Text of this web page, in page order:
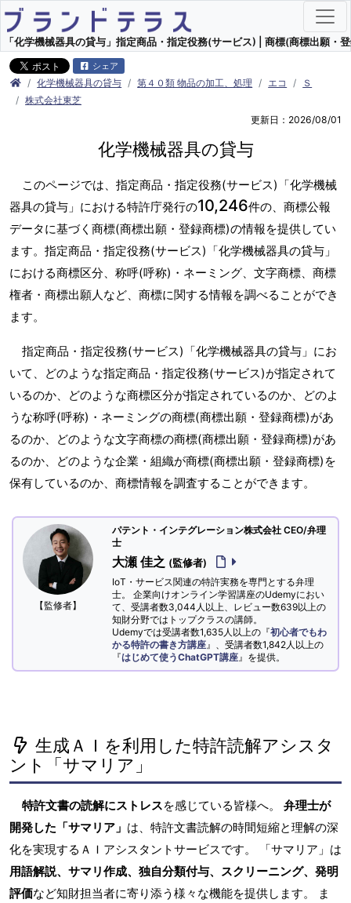
「化学機械器具の貸与」指定商品・指定役務(サービス) | 商標(商標出願・
シェア
化学機械器具の貸与 第４０類 物品の加工、処理 エコ
Ｓ
株式会社東芝
更新日：2026/08/01
化学機械器具の貸与
このページでは、指定商品・指定役務(サービス)「化学機械
器具の貸与」における特許庁発行の10,246件の、商標公報
データに基づく商標(商標出願・登録商標)の情報を提供してい
ます。指定商品・指定役務(サービス)「化学機械器具の貸与」
における商標区分、称呼(呼称)・ネーミング、文字商標、商標
権者・商標出願人など、商標に関する情報を調べることができ
ます。
指定商品・指定役務(サービス)「化学機械器具の貸与」にお
いて、どのような指定商品・指定役務(サービス)が指定されて
いるのか、どのような商標区分が指定されているのか、どのよ
うな称呼(呼称)・ネーミングの商標(商標出願・登録商標)があ
るのか、どのような文字商標の商標(商標出願・登録商標)があ
るのか、どのような企業・組織が商標(商標出願・登録商標)を
保有しているのか、商標情報を調査することができます。
【監修者】
パテント・インテグレーション株式会社 CEO/弁理
士
大瀬 佳之 (監修者)
IoT・サービス関連の特許実務を専門とする弁理
士。 企業向けオンライン学習講座のUdemyにおい
て、受講者数3,044人以上、レビュー数639以上の
知財分野ではトップクラスの講師。
Udemyでは受講者数1,635人以上の『初心者でもわ
かる特許の書き方講座 』、受講者数1,842人以上の
『はじめて使うChatGPT講座 』を提供。
生成ＡＩを利用した特許読解アシスタ
ント「サマリア」
特許文書の読解にストレスを感じている皆様へ。 弁理士が
開発した「サマリア」 は、特許文書読解の時間短縮と理解の深
化を実現するＡＩアシスタントサービスです。 「サマリア」は
用語解説、サマリ作成、独自分類付与、スクリーニング、発明
評価など知財担当者に寄り添う様々な機能を提供します。 ま